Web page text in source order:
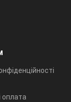
оплата